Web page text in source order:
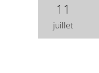
11
juillet